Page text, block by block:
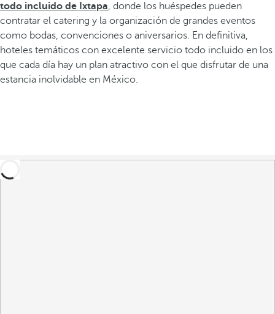
todo incluido de Ixtapa, donde los huéspedes pueden
contratar el catering y la organización de grandes eventos
como bodas, convenciones o aniversarios. En definitiva,
hoteles temáticos con excelente servicio todo incluido en los
que cada día hay un plan atractivo con el que disfrutar de una
estancia inolvidable en México.